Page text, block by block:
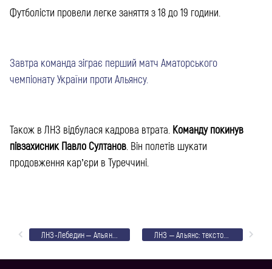
Футболісти провели легке заняття з 18 до 19 години.
Завтра команда зіграє перший матч Аматорського
чемпіонату України проти Альянсу.
Також в ЛНЗ відбулася кадрова втрата. Команду покинув
півзахисник Павло Султанов . Він полетів шукати
продовження кар’єри в Туреччині.
ЛНЗ-Лебедин – Альянс: анонс першого матчу чемпіонату України ЛНЗ – Альянс: текстовий онлайн